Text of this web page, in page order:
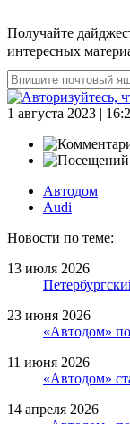
Получайте
интересных
1 августа 2023 |
Автодом
Audi
Новости по теме:
13 июля 2026
23 июня 2026
«Автодом»
11 июня 2026
«Автодом»
14 апреля 2026